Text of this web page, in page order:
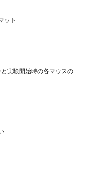
ット
実験開始時の各マウスの